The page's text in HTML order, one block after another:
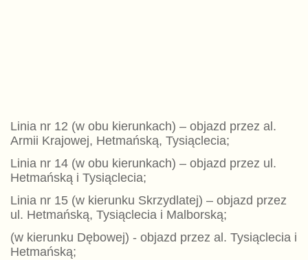
Linia nr 12 (w obu kierunkach) – objazd przez al.
Armii Krajowej, Hetmańską, Tysiąclecia;
Linia nr 14 (w obu kierunkach) – objazd przez ul.
Hetmańską i Tysiąclecia;
Linia nr 15 (w kierunku Skrzydlatej) – objazd przez
ul. Hetmańską, Tysiąclecia i Malborską;
(w kierunku Dębowej) - objazd przez al. Tysiąclecia i
Hetmańską;